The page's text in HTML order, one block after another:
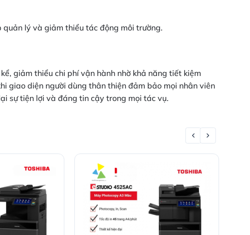
lý và giảm thiểu tác động môi trường.
giảm thiểu chi phí vận hành nhờ khả năng tiết kiệm
giao diện người dùng thân thiện đảm bảo mọi nhân viên
sự tiện lợi và đáng tin cậy trong mọi tác vụ.